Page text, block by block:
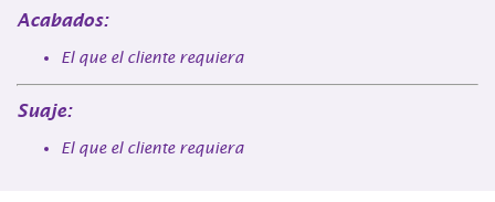
Acabados:
El que el cliente requiera
Suaje:
El que el cliente requiera